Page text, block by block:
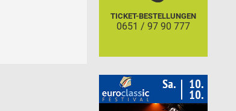
TICKET-BESTELLUNGEN
0651 / 97 90 777